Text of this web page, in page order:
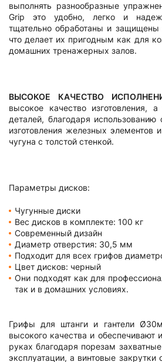
выполнять разнообразные
Grip это удобно, легко и
тщательно обработаны и защищены
что делает их пригодным как для
домашних тренажерных залов.
ВЫСОКОЕ КАЧЕСТВО
высокое качество изготовления,
деталей, благодаря
изготовления железных элементов
чугуна с толстой стенкой.
Параметры дисков:
Чугунные диски
Вес дисков в комплекте: 100 кг
Современный дизайн
Диаметр отверстия: 30,5 мм
Подходит для всех грифов
Цвет дисков: черный
Они подходят как для
так и в домашних условиях.
Грифы для штанги и гантели
высокого качества и обеспечивают
руках благодаря порезам
эксплуатации, а винтовые закрутки